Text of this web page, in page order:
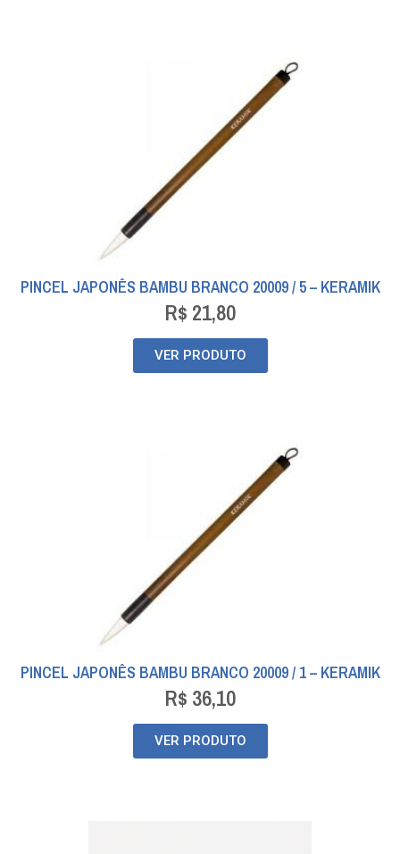
PINCEL JAPONÊS BAMBU BRANCO 20009 / 5 – KERAMIK
R$ 21,80
VER PRODUTO
PINCEL JAPONÊS BAMBU BRANCO 20009 / 1 – KERAMIK
R$ 36,10
VER PRODUTO